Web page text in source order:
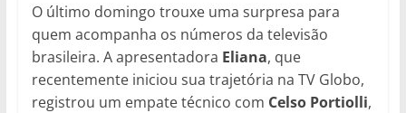
O último domingo trouxe uma surpresa para
quem acompanha os números da televisão
brasileira. A apresentadora Eliana, que
recentemente iniciou sua trajetória na TV Globo,
registrou um empate técnico com Celso Portiolli,